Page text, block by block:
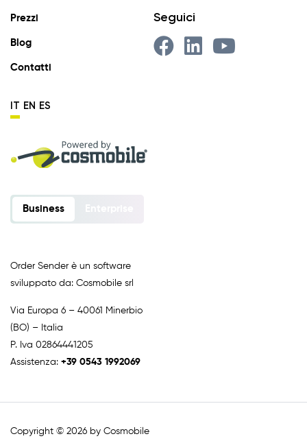
Business
Order Sender è un software
sviluppato da: Cosmobile srl
Via Europa 6 – 40061 Minerbio
(BO) – Italia
P. Iva 02864441205
Assistenza: +39 0543 1992069
Prezzi
Blog
Contatti
IT EN ES
Seguici
Copyright © 2026 by Cosmobile